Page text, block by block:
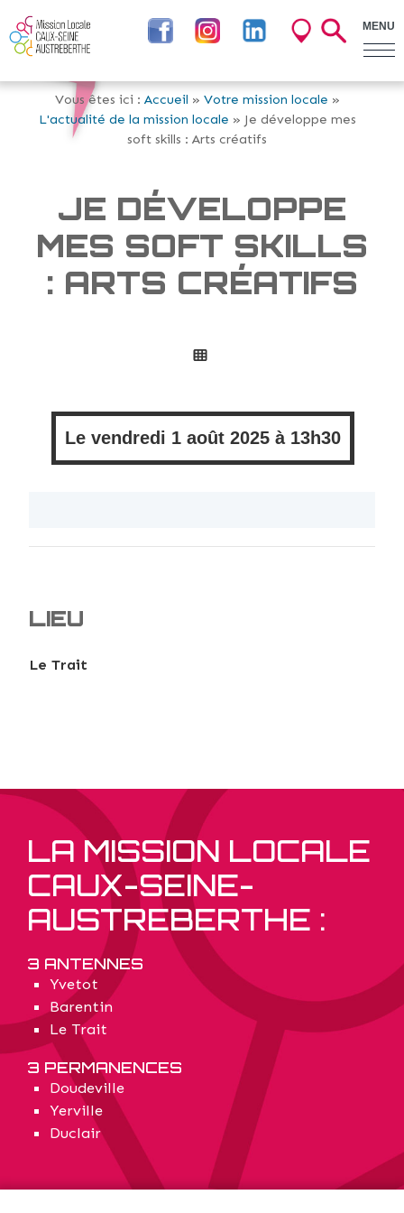
MENU
Vous êtes ici : Accueil » Votre mission locale »
L'actualité de la mission locale » Je développe mes
soft skills : Arts créatifs
JE DÉVELOPPE
MES SOFT SKILLS
: ARTS CRÉATIFS
Le vendredi 1 août 2025 à 13h30
LIEU
Le Trait
LA MISSION LOCALE
CAUX-SEINE-
AUSTREBERTHE :
3 ANTENNES
Yvetot
Barentin
Le Trait
3 PERMANENCES
Doudeville
Yerville
Duclair